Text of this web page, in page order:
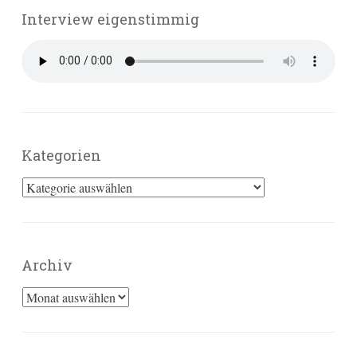
Interview eigenstimmig
Kategorien
Kategorien
Archiv
Archiv